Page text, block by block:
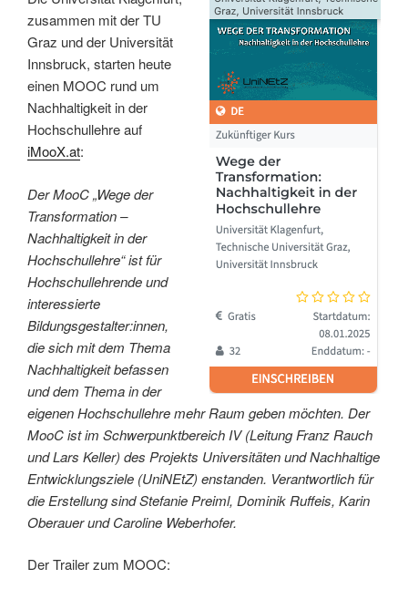
zusammen mit der TU
Graz und der Universität
Innsbruck, starten heute
einen MOOC rund um
Nachhaltigkeit in der
Hochschullehre auf
iMooX.at:
Der MooC „Wege der
Transformation –
Nachhaltigkeit in der
Hochschullehre“ ist für
Hochschullehrende und
interessierte
Bildungsgestalter:innen,
die sich mit dem Thema
Nachhaltigkeit befassen
und dem Thema in der
eigenen Hochschullehre mehr Raum geben möchten. Der
MooC ist im Schwerpunktbereich IV (Leitung Franz Rauch
und Lars Keller) des Projekts Universitäten und Nachhaltige
Entwicklungsziele (UniNEtZ) enstanden. Verantwortlich für
die Erstellung sind Stefanie Preiml, Dominik Ruffeis, Karin
Oberauer und Caroline Weberhofer.
Der Trailer zum MOOC: